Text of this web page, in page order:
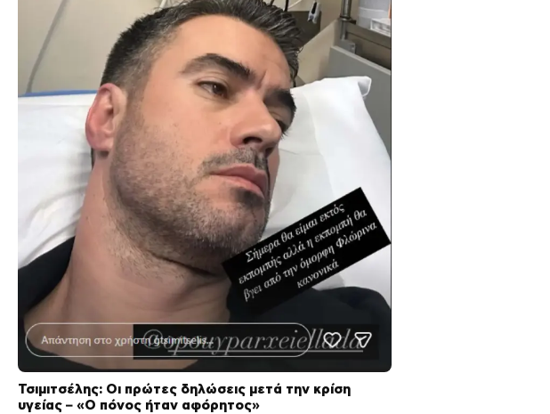
Τσιμιτσέλης: Οι πρώτες δηλώσεις μετά την κρίση
υγείας – «Ο πόνος ήταν αφόρητος»